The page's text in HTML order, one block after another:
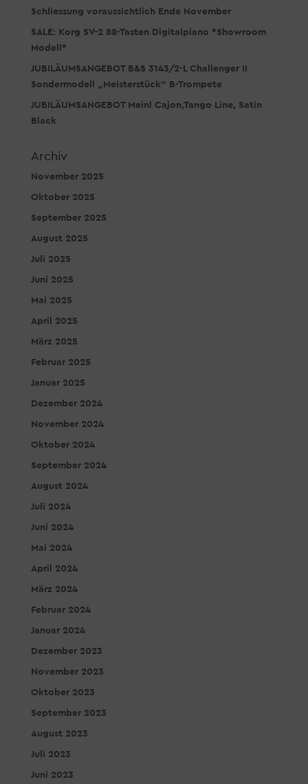
Schliessung voraussichtlich Ende November
SALE: Korg SV-2 88-Tasten Digitalpiano *Showroom
Modell*
JUBILÄUMSANGEBOT B&S 3143/2-L Challenger II
Sondermodell „Meisterstück“ B-Trompete
JUBILÄUMSANGEBOT Meinl Cajon,Tango Line, Satin
Black
Archiv
November 2025
Oktober 2025
September 2025
August 2025
Juli 2025
Juni 2025
Mai 2025
April 2025
März 2025
Februar 2025
Januar 2025
Dezember 2024
November 2024
Oktober 2024
September 2024
August 2024
Juli 2024
Juni 2024
Mai 2024
April 2024
März 2024
Februar 2024
Januar 2024
Dezember 2023
November 2023
Oktober 2023
September 2023
August 2023
Juli 2023
Juni 2023